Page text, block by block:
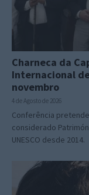
Charneca da
Internacional
novembro
4 de Agosto de 2026
Conferência
considerado
UNESCO desde 2014.